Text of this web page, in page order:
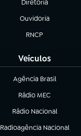
Diretoria
(abre em nova aba)
Ouvidoria
(abre em nova aba)
RNCP
(abre em nova aba)
Veículos
Agência Brasil
(abre em nova aba)
Rádio MEC
(abre em nova aba)
Rádio Nacional
Radioagência Nacional
(abre em nova aba)